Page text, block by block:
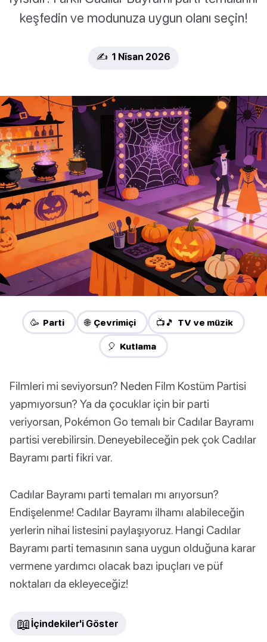
keşfedin ve modunuza uygun olanı seçin!
✍️ 1 Nīsan 2026
🥳 Parti 🌐 Çevrimiçi 📺🎵 TV ve müzik
🎈 Kutlama
Filmleri mi seviyorsun? Neden Film Kostüm Partisi
yapmıyorsun? Ya da çocuklar için bir parti
veriyorsan, Pokémon Go temalı bir Cadılar Bayramı
partisi verebilirsin. Deneyebileceğin pek çok Cadılar
Bayramı parti fikri var.
Cadılar Bayramı parti temaları mı arıyorsun?
Endişelenme! Cadılar Bayramı ilhamı alabileceğin
yerlerin nihai listesini paylaşıyoruz. Hangi Cadılar
Bayramı parti temasının sana uygun olduğuna karar
vermene yardımcı olacak bazı ipuçları ve püf
noktaları da ekleyeceğiz!
📖 İçindekiler'i Göster